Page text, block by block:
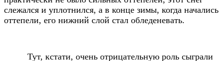
слежался и уплотнился, а в конце зимы, когда начались
оттепели, его нижний слой стал обледеневать.
Тут, кстати, очень отрицательную роль сыграли